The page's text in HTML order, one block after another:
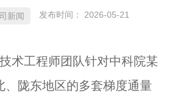
新闻 发布时间： 2026-05-21
工程师团队针对中科院某
、陇东地区的多套梯度通量